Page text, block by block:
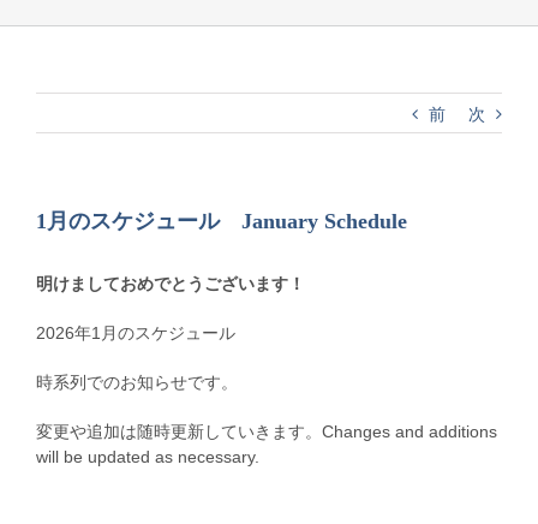
前 次
1月のスケジュール January Schedule
明けましておめでとうございます！
2026年1月のスケジュール
時系列でのお知らせです。
変更や追加は随時更新していきます。Changes and additions
will be updated as necessary.